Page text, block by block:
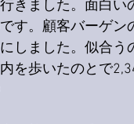
きました。面白
す。顧客バーゲ
しました。似合
を歩いたのとで